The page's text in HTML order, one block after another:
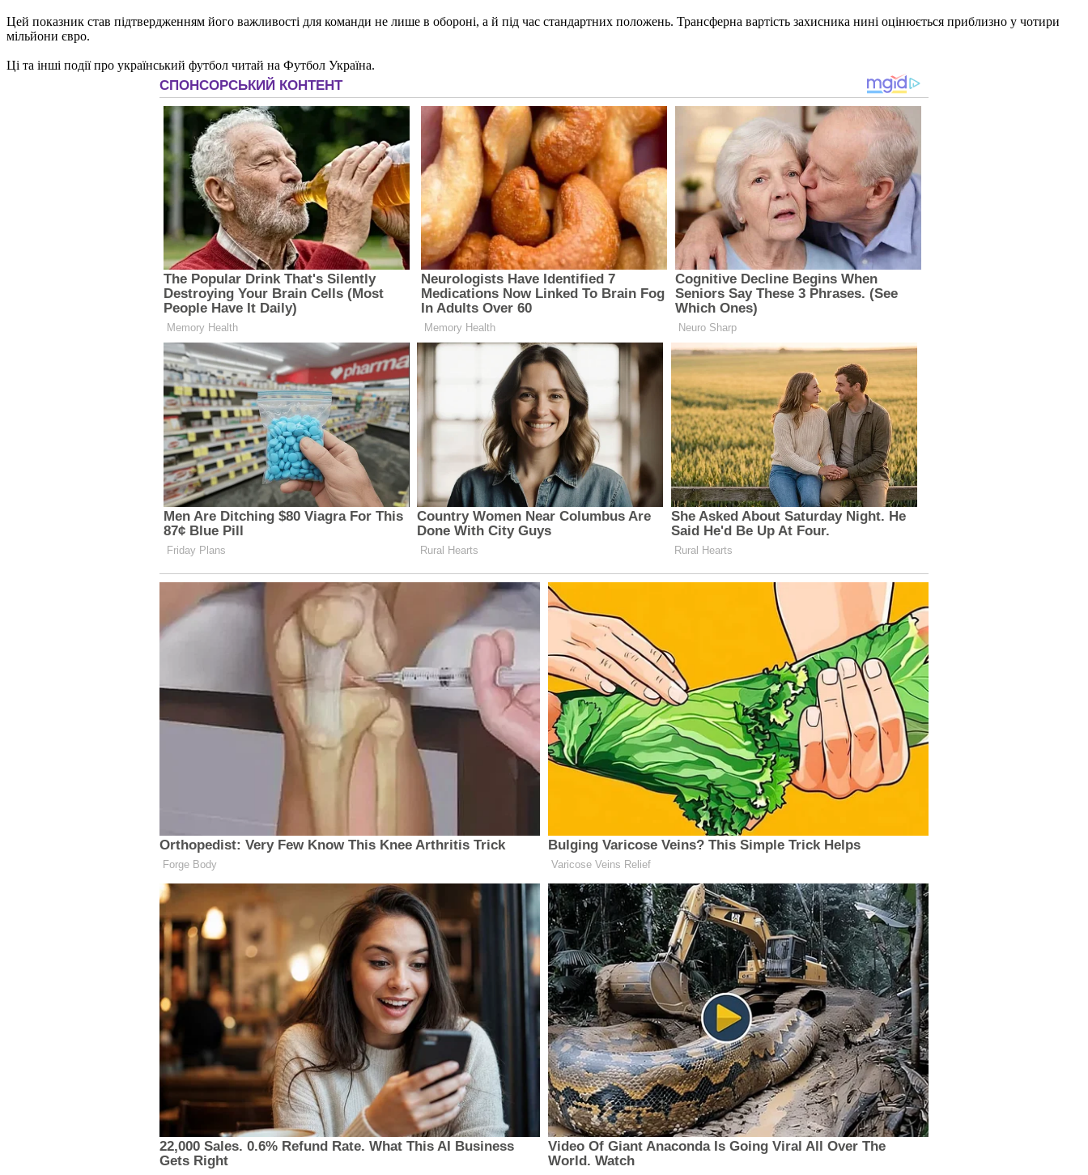
Цей показник став підтвердженням його важливості для команди не лише в обороні, а й під час стандартних положень. Трансферна вартість захисника нині оцінюється приблизно у чотири
мільйони євро.
Ці та інші події про український футбол читай на Футбол Україна.